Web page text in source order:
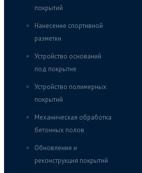
покрытий
Нанесение спортивной
разметки
Устройство оснований
под покрытие
Устройство полимерных
покрытий
Механическая обработка
бетонных полов
Обновление и
реконструкция покрытий